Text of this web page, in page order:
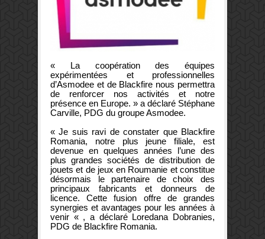
« La coopération des équipes
expérimentées et professionnelles
d’Asmodee et de Blackfire nous permettra
de renforcer nos activités et notre
présence en Europe. » a déclaré Stéphane
Carville, PDG du groupe Asmodee.
« Je suis ravi de constater que Blackfire
Romania, notre plus jeune filiale, est
devenue en quelques années l’une des
plus grandes sociétés de distribution de
jouets et de jeux en Roumanie et constitue
désormais le partenaire de choix des
principaux fabricants et donneurs de
licence. Cette fusion offre de grandes
synergies et avantages pour les années à
venir « , a déclaré Loredana Dobranies,
PDG de Blackfire Romania.